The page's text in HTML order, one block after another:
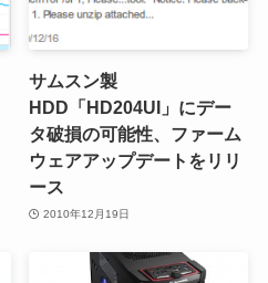
サムスン製
HDD「HD204UI」にデー
タ破損の可能性、ファーム
ウェアアップデートをリリ
ース
2010年12月19日